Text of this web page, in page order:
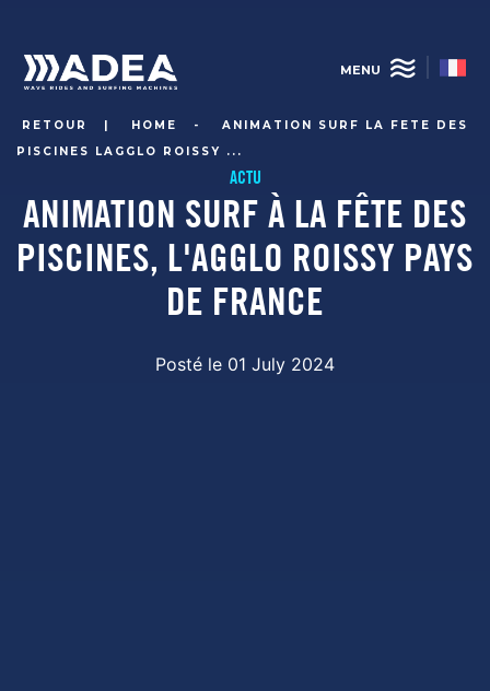
contenu
principal
MENU
RETOUR | HOME -
ANIMATION SURF LA FETE DES
PISCINES LAGGLO ROISSY ...
ACTU
ANIMATION SURF À LA FÊTE DES
PISCINES, L'AGGLO ROISSY PAYS
DE FRANCE
Posté le 01 July 2024